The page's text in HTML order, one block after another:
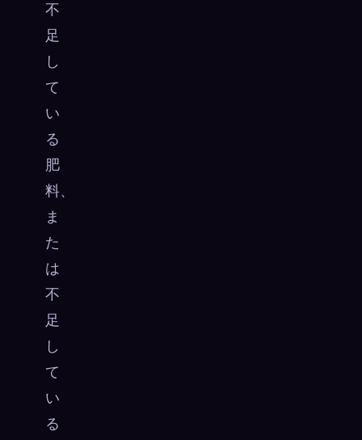
不
足
し
て
い
る
肥
料、
ま
た
は
不
足
し
て
い
る